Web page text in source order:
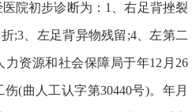
院初步诊断为：1、右足背挫裂
;3、左足背异物残留;4、左第二
资源和社会保障局于年12月26
(曲人工认字第30440号)。年月